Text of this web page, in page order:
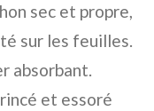
sec et propre,
sur les feuilles.
absorbant.
et essoré